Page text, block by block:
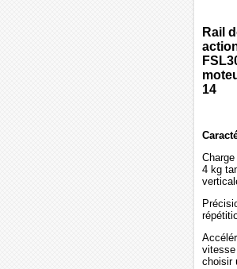
Rail
14
4 kg
choisir